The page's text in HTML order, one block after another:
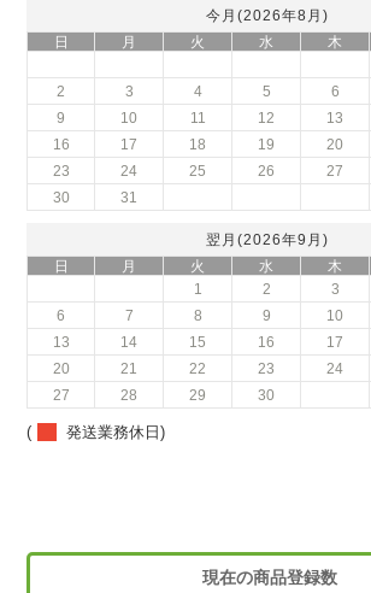
今月(2026年8月)
日
月 火 水 木
2
3 4 5 6
9
10 11 12 13
16
17 18 19 20
23
24 25 26 27
30
31
翌月(2026年9月)
日
月 火 水 木
1
2 3
6
7 8 9 10
13
14 15 16 17
20
21 22 23 24
27
28 29 30
( 発送業務休日)
現在の商品登録数